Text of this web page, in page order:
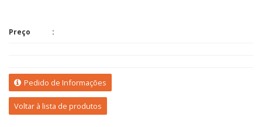
Preço
Pedido de Informações
Voltar à lista de produtos